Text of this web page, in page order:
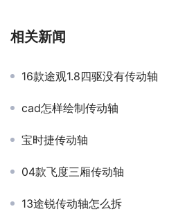
相关新闻
16款途观1.8四驱没有传动轴
cad怎样绘制传动轴
宝时捷传动轴
04款飞度三厢传动轴
13途锐传动轴怎么拆